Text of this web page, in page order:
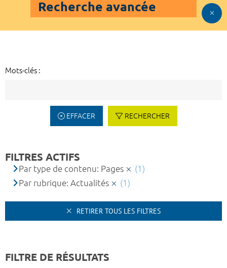
Recherche avancée
Mots-clés :
EFFACER RECHERCHER
FILTRES ACTIFS
Par type de contenu: Pages
(1)
Par rubrique: Actualités
(1)
RETIRER TOUS LES FILTRES
FILTRE DE RÉSULTATS